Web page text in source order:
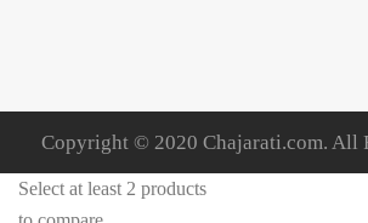
Copyright © 2020 Chajarati.com. All
Select at least 2 products